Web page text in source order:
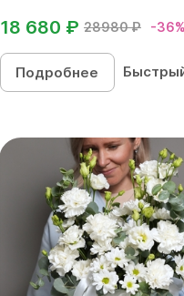
28980 ₽ -36%
18 680 ₽
Подробнее